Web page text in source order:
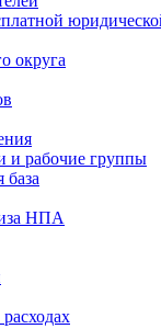
округа
и рабочие группы
НПА